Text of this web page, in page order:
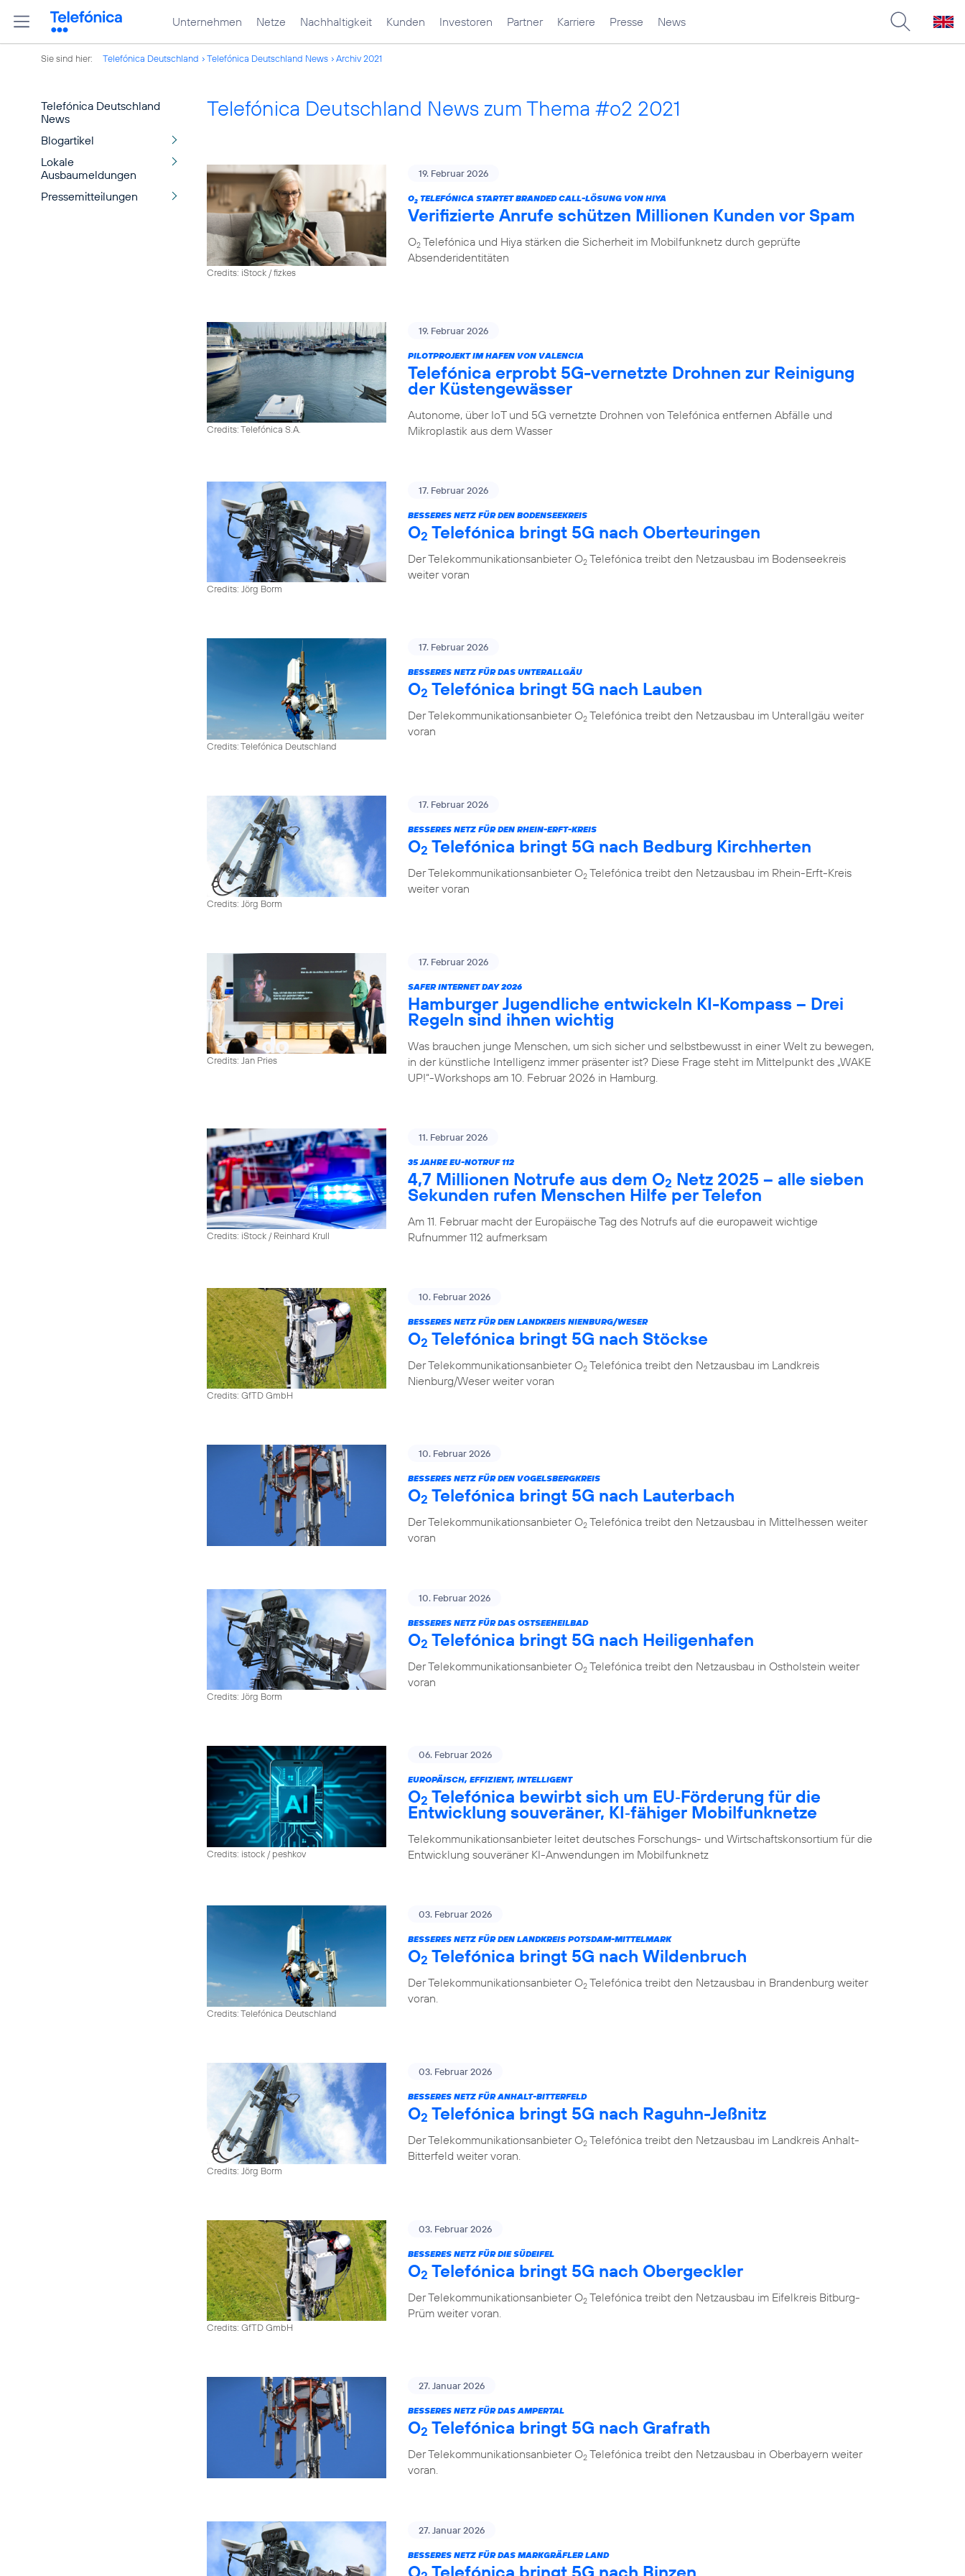
Unternehmen Netze Nachhaltigkeit Kunden Investoren Partner Karriere Presse News
Sie sind hier: Telefónica Deutschland Telefónica Deutschland News Archiv 2021
Telefónica Deutschland
News
Blogartikel
Lokale
Ausbaumeldungen
Pressemitteilungen
Telefónica Deutschland News zum Thema #o2 2021
Credits: iStock / fizkes
19. Februar 2026
O2 TELEFÓNICA STARTET BRANDED CALL-LÖSUNG VON HIYA
Verifizierte Anrufe schützen Millionen Kunden vor Spam
O2 Telefónica und Hiya stärken die Sicherheit im Mobilfunknetz durch geprüfte
Absenderidentitäten
Credits: Telefónica S.A.
19. Februar 2026
PILOTPROJEKT IM HAFEN VON VALENCIA
Telefónica erprobt 5G-vernetzte Drohnen zur Reinigung
der Küstengewässer
Autonome, über IoT und 5G vernetzte Drohnen von Telefónica entfernen Abfälle und
Mikroplastik aus dem Wasser
Credits: Jörg Borm
17. Februar 2026
BESSERES NETZ FÜR DEN BODENSEEKREIS
O2 Telefónica bringt 5G nach Oberteuringen
Der Telekommunikationsanbieter O2 Telefónica treibt den Netzausbau im Bodenseekreis
weiter voran
Credits: Telefónica Deutschland
17. Februar 2026
BESSERES NETZ FÜR DAS UNTERALLGÄU
O2 Telefónica bringt 5G nach Lauben
Der Telekommunikationsanbieter O2 Telefónica treibt den Netzausbau im Unterallgäu weiter
voran
Credits: Jörg Borm
17. Februar 2026
BESSERES NETZ FÜR DEN RHEIN-ERFT-KREIS
O2 Telefónica bringt 5G nach Bedburg Kirchherten
Der Telekommunikationsanbieter O2 Telefónica treibt den Netzausbau im Rhein-Erft-Kreis
weiter voran
Credits: Jan Pries
17. Februar 2026
SAFER INTERNET DAY 2026
Hamburger Jugendliche entwickeln KI-Kompass – Drei
Regeln sind ihnen wichtig
Was brauchen junge Menschen, um sich sicher und selbstbewusst in einer Welt zu bewegen,
in der künstliche Intelligenz immer präsenter ist? Diese Frage steht im Mittelpunkt des „WAKE
UP!“-Workshops am 10. Februar 2026 in Hamburg.
Credits: iStock / Reinhard Krull
11. Februar 2026
35 JAHRE EU-NOTRUF 112
4,7 Millionen Notrufe aus dem O2 Netz 2025 – alle sieben
Sekunden rufen Menschen Hilfe per Telefon
Am 11. Februar macht der Europäische Tag des Notrufs auf die europaweit wichtige
Rufnummer 112 aufmerksam
Credits: GfTD GmbH
10. Februar 2026
BESSERES NETZ FÜR DEN LANDKREIS NIENBURG/WESER
O2 Telefónica bringt 5G nach Stöckse
Der Telekommunikationsanbieter O2 Telefónica treibt den Netzausbau im Landkreis
Nienburg/Weser weiter voran
10. Februar 2026
BESSERES NETZ FÜR DEN VOGELSBERGKREIS
O2 Telefónica bringt 5G nach Lauterbach
Der Telekommunikationsanbieter O2 Telefónica treibt den Netzausbau in Mittelhessen weiter
voran
Credits: Jörg Borm
10. Februar 2026
BESSERES NETZ FÜR DAS OSTSEEHEILBAD
O2 Telefónica bringt 5G nach Heiligenhafen
Der Telekommunikationsanbieter O2 Telefónica treibt den Netzausbau in Ostholstein weiter
voran
Credits: istock / peshkov
06. Februar 2026
EUROPÄISCH, EFFIZIENT, INTELLIGENT
O2 Telefónica bewirbt sich um EU‑Förderung für die
Entwicklung souveräner, KI‑fähiger Mobilfunknetze
Telekommunikationsanbieter leitet deutsches Forschungs- und Wirtschaftskonsortium für die
Entwicklung souveräner KI-Anwendungen im Mobilfunknetz
Credits: Telefónica Deutschland
03. Februar 2026
BESSERES NETZ FÜR DEN LANDKREIS POTSDAM-MITTELMARK
O2 Telefónica bringt 5G nach Wildenbruch
Der Telekommunikationsanbieter O2 Telefónica treibt den Netzausbau in Brandenburg weiter
voran.
Credits: Jörg Borm
03. Februar 2026
BESSERES NETZ FÜR ANHALT-BITTERFELD
O2 Telefónica bringt 5G nach Raguhn-Jeßnitz
Der Telekommunikationsanbieter O2 Telefónica treibt den Netzausbau im Landkreis Anhalt-
Bitterfeld weiter voran.
Credits: GfTD GmbH
03. Februar 2026
BESSERES NETZ FÜR DIE SÜDEIFEL
O2 Telefónica bringt 5G nach Obergeckler
Der Telekommunikationsanbieter O2 Telefónica treibt den Netzausbau im Eifelkreis Bitburg-
Prüm weiter voran.
27. Januar 2026
BESSERES NETZ FÜR DAS AMPERTAL
O2 Telefónica bringt 5G nach Grafrath
Der Telekommunikationsanbieter O2 Telefónica treibt den Netzausbau in Oberbayern weiter
voran.
27. Januar 2026
BESSERES NETZ FÜR DAS MARKGRÄFLER LAND
O Telefónica bringt 5G nach Binzen